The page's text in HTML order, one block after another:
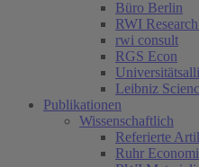
Büro Berlin
RWI
rwi consult
RGS Econ
Leibniz
Publikationen
Wissenschaftlich
Referierte
Ruhr